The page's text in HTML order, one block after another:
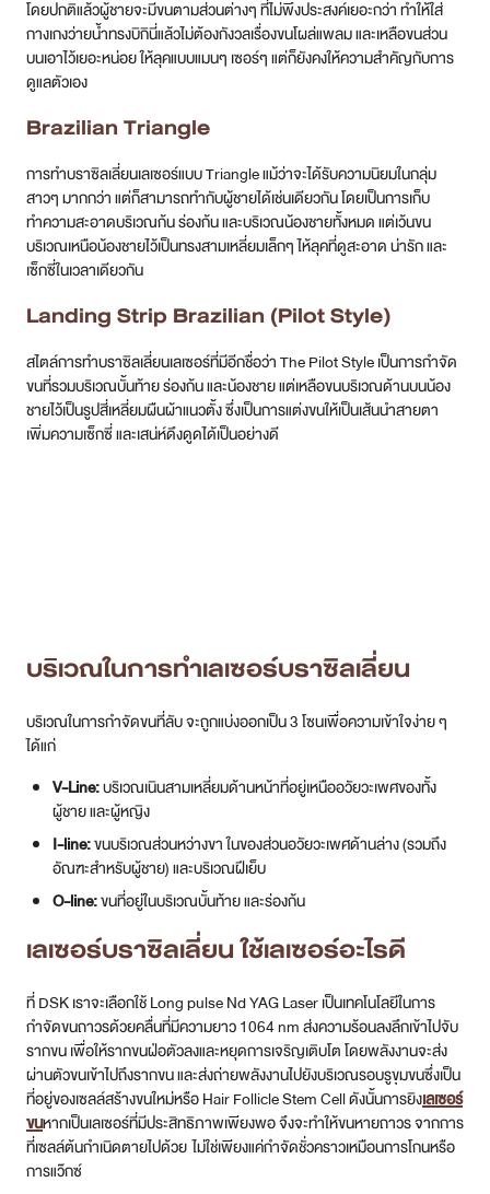
โดยปกติแล้วผู้ชายจะมีขนตามส่วนต่างๆ ที่ไม่พึงประสงค์เยอะกว่า ทำให้ใส่
กางเกงว่ายน้ำทรงบิกินี่แล้วไม่ต้องกังวลเรื่องขนโผล่แพลม และเหลือขนส่วน
บนเอาไว้เยอะหน่อย ให้ลุคแบบแมนๆ เซอร์ๆ แต่ก็ยังคงให้ความสำคัญกับการ
ดูแลตัวเอง
Brazilian Triangle
การทำบราซิลเลี่ยนเลเซอร์แบบ Triangle แม้ว่าจะได้รับความนิยมในกลุ่ม
สาวๆ มากกว่า แต่ก็สามารถทำกับผู้ชายได้เช่นเดียวกัน โดยเป็นการเก็บ
ทำความสะอาดบริเวณก้น ร่องก้น และบริเวณน้องชายทั้งหมด แต่เว้นขน
บริเวณเหนือน้องชายไว้เป็นทรงสามเหลี่ยมเล็กๆ ไห้ลุคที่ดูสะอาด น่ารัก และ
เซ็กซี่ในเวลาเดียวกัน
Landing Strip Brazilian (Pilot Style)
สไตล์การทำบราซิลเลี่ยนเลเซอร์ที่มีอีกชื่อว่า The Pilot Style เป็นการกำจัด
ขนที่รวมบริเวณบั้นท้าย ร่องก้น และน้องชาย แต่เหลือขนบริเวณด้านบนน้อง
ชายไว้เป็นรูปสี่เหลี่ยมผืนผ้าแนวตั้ง ซึ่งเป็นการแต่งขนให้เป็นเส้นนำสายตา
เพิ่มความเซ็กซี่ และเสน่ห์ดึงดูดได้เป็นอย่างดี
บริเวณเนินสามเหลี่ยมด้านหน้าที่อยู่เหนืออวัยวะเพศของทั้ง
ผู้ชาย และผู้หญิง
ขนบริเวณส่วนหว่างขา ในของส่วนอวัยวะเพศด้านล่าง (รวมถึง
อัณฑะสำหรับผู้ชาย) และบริเวณฝีเย็บ
เลเซอร์บราซิลเลี่ยน ใช้เลเซอร์อะไรดี
ที่ DSK เราจะเลือกใช้ Long pulse Nd YAG Laser เป็นเทคโนโลยีในการ
กำจัดขนถาวรด้วยคลื่นที่มีความยาว 1064 nm ส่งความร้อนลงลึกเข้าไปจับ
รากขน เพื่อให้รากขนฝ่อตัวลงและหยุดการเจริญเติบโต โดยพลังงานจะส่ง
ผ่านตัวขนเข้าไปถึงรากขน และส่งถ่ายพลังงานไปยังบริเวณรอบรูขุมขนซึ่งเป็น
ที่อยู่ของเซลล์สร้างขนใหม่หรือ Hair Follicle Stem Cell ดังนั้นการยิง
ที่เซลล์ต้นกำเนิดตายไปด้วย ไม่ใช่เพียงแค่กำจัดชั่วคราวเหมือนการโกนหรือ
การแว๊กซ์
โดยหากใช้เลเซอร์ที่มีประสิทธิภาพและเทคนิคการยิงที่ปรับเฉพาะบุคคลเช่น
ProYag ในแต่ละครั้งของการยิงเลเซอร์จะช่วยกำจัดเส้นขนได้ประมาณ 20-
30% จากพื้นที่ทั้งหมด โดยจะเห็นผลตั้งแต่ครั้งแรก ในราวๆ ครั้งที่ 4-5 จึงจะ
เริ่มเห็นได้ว่าขนเริ่มบางและอ่อนลงและเส้นขนมักหายมากกว่า 90% หลังทำ
ประมาณ 8-10 ครั้ง